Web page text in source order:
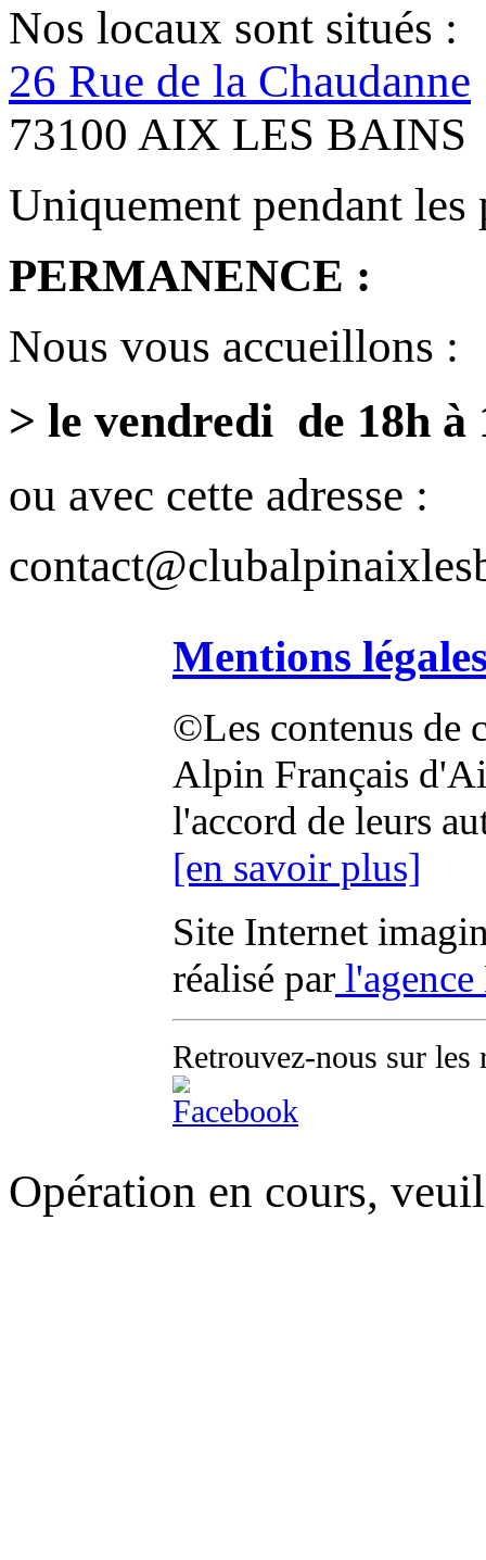
Nos locaux sont situés :
26 Rue de la Chaudanne
73100 AIX LES BAINS
Uniquement pendant les
PERMANENCE :
Nous vous accueillons :
> le vendredi de 18h à
ou avec cette adresse :
Mentions
©Les contenus de
Alpin Français
l'accord de leurs
[en savoir plus]
Site Internet
réalisé par
Retrouvez-nous sur les
Opération en cours,